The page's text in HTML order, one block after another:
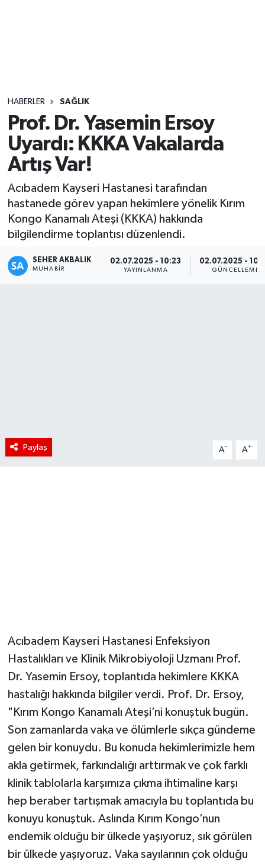
HABERLER SAĞLIK
Prof. Dr. Yasemin Ersoy
Uyardı: KKKA Vakalarda
Artış Var!
Acıbadem Kayseri Hastanesi tarafından
hastanede görev yapan hekimlere yönelik Kırım
Kongo Kanamalı Ateşi (KKKA) hakkında
bilgilendirme toplantısı düzenlendi.
SEHER AKBALIK
MUHABIR
02.07.2025 - 10:23
YAYINLANMA
02.07.2025 -
GÜNCELLEME
Paylaş A- A+
Acıbadem Kayseri Hastanesi Enfeksiyon
Hastalıkları ve Klinik Mikrobiyoloji Uzmanı Prof.
Dr. Yasemin Ersoy, toplantıda hekimlere KKKA
hastalığı hakkında bilgiler verdi. Prof. Dr. Ersoy,
"Kırım Kongo Kanamalı Ateşi’ni konuştuk bugün.
Son zamanlarda vaka ve ölümlerle sıkça gündeme
gelen bir konuydu. Bu konuda hekimlerimizle hem
akla getirmek, farkındalığı arttırmak ve çok farklı
klinik tablolarla karşımıza çıkma ihtimaline karşı
hep beraber tartışmak amacıyla bu toplantıda bu
konuyu konuştuk. Aslında Kırım Kongo’nun
endemik olduğu bir ülkede yaşıyoruz, sık görülen
bir ülkede yaşıyoruz. Vaka sayılarının çok olduğu
Yaşam